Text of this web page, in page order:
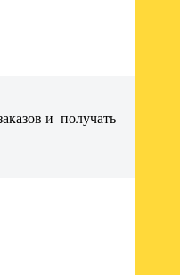
и получать